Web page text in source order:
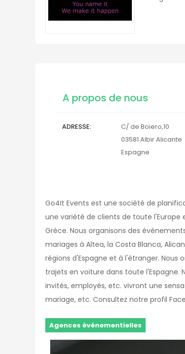
A propos de nous
ADRESSE
C/ de Boiero,10
03581 AlbirAlicante
Espagne
Go4It Events est une société de
une variété de clients de toute l'Europe
Grèce. Nous organisons des
mariages à Altea, la Costa Blanca,
régions d'Espagne et à l'étranger. Nous
trajets en voiture dans toute l'Espagne.
invités, employés, etc. vivront une
mariage, etc. Consultez notre profil
Agences événementielles